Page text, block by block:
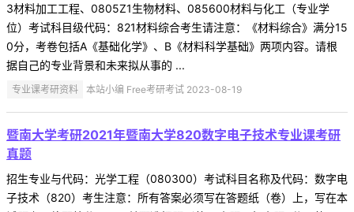
3材料加工工程、0805Z1生物材料、085600材料与化工（专业学
位）考试科目级代码：821材料综合考生请注意：《材料综合》满分15
0分，考卷包括A《基础化学》、B《材料科学基础》两项内容。请根
据自己的专业背景和未来拟从事的 ...
专业课考研资料 本站小编 Free考研考试 2023-08-19
暨南大学考研2021年暨南大学820数字电子技术专业课考研
真题
招生专业与代码：光学工程（080300）考试科目名称及代码：数字电
子技术（820）考生注意：所有答案必须写在答题纸（卷）上，写在本